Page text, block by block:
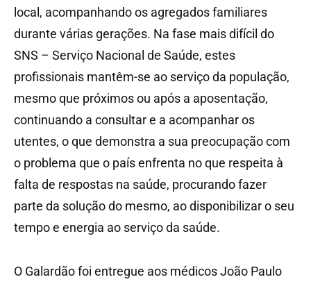
local, acompanhando os agregados familiares
durante várias gerações. Na fase mais difícil do
SNS – Serviço Nacional de Saúde, estes
profissionais mantêm-se ao serviço da população,
mesmo que próximos ou após a aposentação,
continuando a consultar e a acompanhar os
utentes, o que demonstra a sua preocupação com
o problema que o país enfrenta no que respeita à
falta de respostas na saúde, procurando fazer
parte da solução do mesmo, ao disponibilizar o seu
tempo e energia ao serviço da saúde.
O Galardão foi entregue aos médicos João Paulo